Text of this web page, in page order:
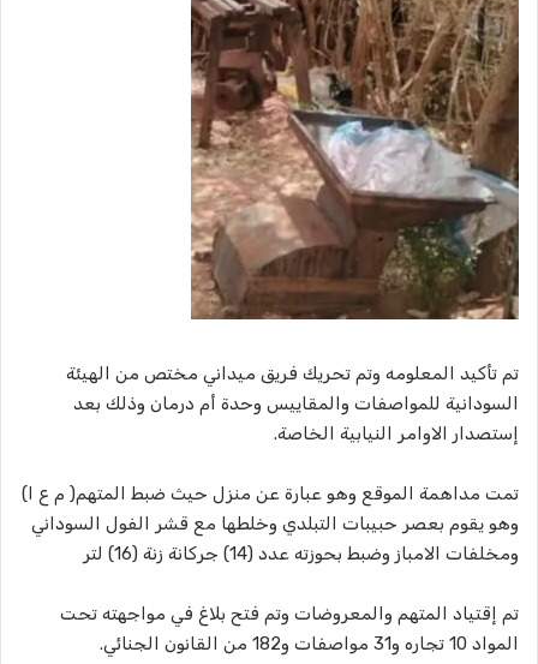
تم تأكيد المعلومه وتم تحريك فريق ميداني مختص من الهيئة
السودانية للمواصفات والمقاييس وحدة أم درمان وذلك بعد
إستصدار الاوامر النيابية الخاصة.
تمت مداهمة الموقع وهو عبارة عن منزل حيث ضبط المتهم( م ع ا)
وهو يقوم بعصر حبيبات التبلدي وخلطها مع قشر الفول السوداني
ومخلفات الامباز وضبط بحوزته عدد (14) جركانة زنة (16) لتر
تم إقتياد المتهم والمعروضات وتم فتح بلاغ في مواجهته تحت
المواد 10 تجاره و31 مواصفات و182 من القانون الجنائي.